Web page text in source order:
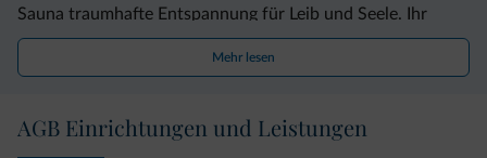
Sauna traumhafte Entspannung für Leib und Seele. Ihr
Kreislauf wird behutsam angeregt, die Haut gereinigt und
der Körper entschlackt. Der Wellnessbereich steht Ihnen
Uhr bis 19 Uhr zur Verfügung. Wir freuen uns auf Ihren
Mehr lesen
AGB Einrichtungen und Leistungen